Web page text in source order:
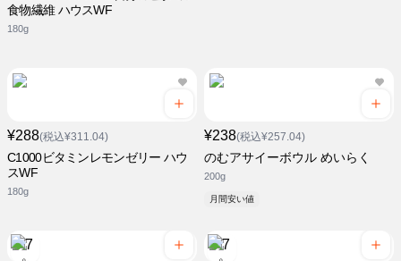
食物繊維 ハウスWF
180g
¥288(税込¥311.04)
C1000ビタミンレモンゼリー ハウ
スWF
180g
¥238(税込¥257.04)
のむアサイーボウル めいらく
200g
月間安い値